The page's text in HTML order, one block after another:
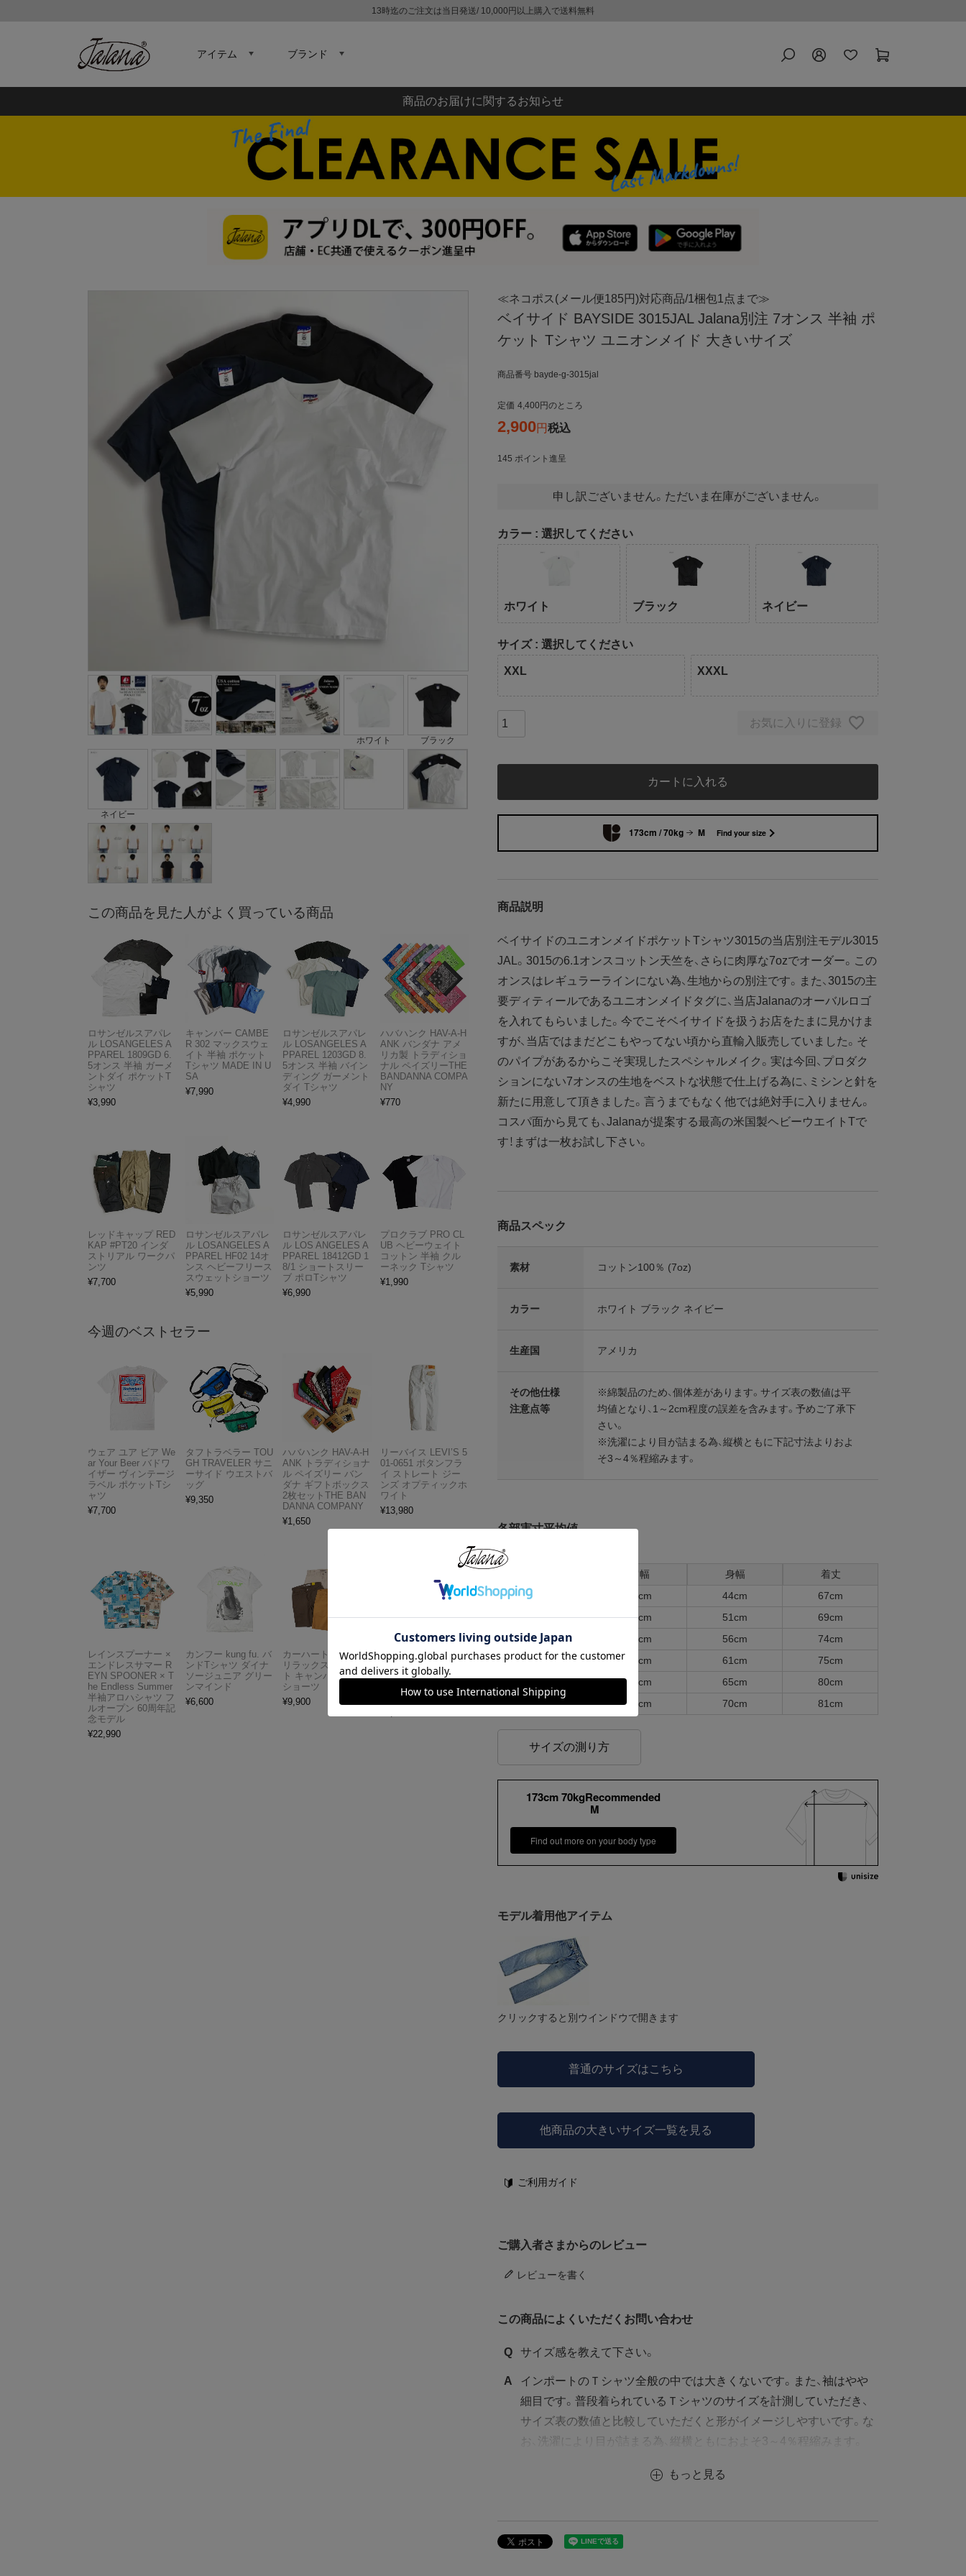
13時迄のご注文は当日発送/ 10,000円以上購入で送料無料
アイテム ブランド
商品のお届けに関するお知らせ
ホワイト ブラック
ネイビー
≪ネコポス(メール便185円)対応商品/1梱包1点まで≫
ベイサイド BAYSIDE 3015JAL Jalana別注 7オンス 半袖 ポ
ケット Tシャツ ユニオンメイド 大きいサイズ
商品番号 bayde-g-3015jal
定価 4,400 のところ
2,900 税込
145 ポイント進呈
申し訳ございません。ただいま在庫がございません。
カラー 選択してください
ホワイト ブラック ネイビー
サイズ 選択してください
XXL XXXL
お気に入りに登録
カートに入れる
173cm / 70kg M Find your size
商品説明
ベイサイドのユニオンメイドポケットTシャツ3015の当店別注モデル3015
JAL。3015の6.1オンスコットン天竺を、さらに肉厚な7ozでオーダー。この
オンスはレギュラーラインにない為、生地からの別注です。また、3015の主
要ディティールであるユニオンメイドタグに、当店Jalanaのオーバルロゴ
を入れてもらいました。今でこそベイサイドを扱うお店をたまに見かけま
すが、当店ではまだどこもやってない頃から直輸入販売していました。そ
のパイプがあるからこそ実現したスペシャルメイク。実は今回、プロダク
ションにない7オンスの生地をベストな状態で仕上げる為に、ミシンと針を
新たに用意して頂きました。言うまでもなく他では絶対手に入りません。
コスパ面から見ても、Jalanaが提案する最高の米国製ヘビーウエイトTで
す！まずは一枚お試し下さい。
商品スペック
素材 コットン100％ (7oz)
カラー ホワイト ブラック ネイビー
生産国 アメリカ
その他仕様
注意点等
※綿製品のため、個体差があります。サイズ表の数値は平
均値となり、1～2cm程度の誤差を含みます。予めご了承下
さい。
※洗濯により目が詰まる為、縦横ともに下記寸法よりおよ
そ3～4％程縮みます。
各部実寸平均値
肩幅 身幅
着丈
42cm 44cm
67cm
M
48cm 51cm
69cm
L
54cm 56cm
74cm
XL
58cm 61cm
75cm
XXL
64cm 65cm
80cm
XXXL
67cm 70cm 81cm
サイズの測り方
173cm 70kgRecommended
M
Find out more on your body type
モデル着用他アイテム
クリックすると別ウインドウで開きます
普通のサイズはこちら
他商品の大きいサイズ一覧を見る
ご利用ガイド
ご購入者さまからのレビュー
レビューを書く
この商品によくいただくお問い合わせ
Q サイズ感を教えて下さい。
A
インポートのＴシャツ全般の中では大きくないです。また、袖はやや
細目です。普段着られているＴシャツのサイズを計測していただき、
サイズ表の数値と比較していただくと形がイメージしやすいです。な
お、洗濯により目が詰まる為、縦横ともにおよそ3～4％程縮みます。
もっと見る
この商品を見た人がよく買っている商品
ロサンゼルスアパレ
ル LOSANGELES A
PPAREL 1809GD 6.
5オンス 半袖 ガーメ
ントダイ ポケットT
シャツ
¥3,990
キャンバー CAMBE
R 302 マックスウェ
イト 半袖 ポケット
Tシャツ MADE IN U
SA
¥7,990
ロサンゼルスアパレ
ル LOSANGELES A
PPAREL 1203GD 8.
5オンス 半袖 バイン
ディング ガーメント
ダイ Tシャツ
¥4,990
ハバハンク HAV-A-H
ANK バンダナ アメ
リカ製 トラディショ
ナル ペイズリーTHE
BANDANNA COMPA
NY
¥770
レッドキャップ RED
KAP #PT20 インダ
ストリアル ワークパ
ンツ
¥7,700
ロサンゼルスアパレ
ル LOSANGELES A
PPAREL HF02 14オ
ンス ヘビーフリース
スウェットショーツ
¥5,990
ロサンゼルスアパレ
ル LOS ANGELES A
PPAREL 18412GD 1
8/1 ショートスリー
ブ ポロTシャツ
¥6,990
プロクラブ PRO CL
UB ヘビーウェイト
コットン 半袖 クル
ーネック Tシャツ
¥1,990
今週のベストセラー
ウェア ユア ビア We
ar Your Beer バドワ
イザー ヴィンテージ
ラベル ポケットTシ
ャツ
¥7,700
タフトラベラー TOU
GH TRAVELER サニ
ーサイド ウエストバ
ッグ
¥9,350
ハバハンク HAV-A-H
ANK トラディショナ
ル ペイズリー バン
ダナ ギフトボックス
2枚セットTHE BAN
DANNA COMPANY
¥1,650
リーバイス LEVI’S 5
01-0651 ボタンフラ
イ ストレート ジー
ンズ オプティックホ
ワイト
¥13,980
レインスプーナー ×
エンドレスサマー R
EYN SPOONER × T
he Endless Summer
半袖アロハシャツ フ
ルオープン 60周年記
念モデル
¥22,990
カンフー kung fu. バ
ンドTシャツ ダイナ
ソージュニア グリー
ンマインド
¥6,600
カーハート Carhartt
リラックスドフィッ
ト キャンバスワーク
ショーツ
¥9,900
アメリカンクラシッ
クス AMERICAN CL
ASSICS ムービーT
シャツ フォレストガ
ンプ ロゴ＆ベンチ